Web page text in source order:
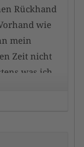
auch für
überteuert
Rückhand
wie
mein
Zeit nicht
was ich